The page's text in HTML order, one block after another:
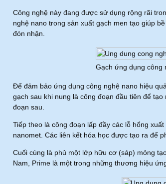
Công nghệ này đang được sử dụng rộng rãi
nghệ nano trong sản xuất gạch men tạo giúp
đón nhận.
Gạch ứng dụng công
Để đảm bảo ứng dụng công nghệ nano hiệu
gạch sau khi nung là công đoạn đầu tiên để
đoạn sau.
Tiếp theo là công đoạn lấp đầy các lỗ hổng
nanomet. Các liên kết hóa học được tạo ra để
Cuối cùng là phủ một lớp hữu cơ (sáp) mỏng
Nam, Prime là một trong những thương hiệu